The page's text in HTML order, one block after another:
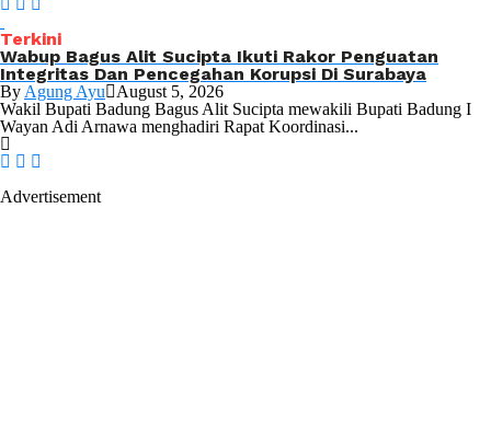
Terkini
Wabup Bagus Alit Sucipta Ikuti Rakor Penguatan
Integritas Dan Pencegahan Korupsi Di Surabaya
By Agung Ayu
August 5, 2026
Wakil Bupati Badung Bagus Alit Sucipta mewakili Bupati Badung I
Wayan Adi Arnawa menghadiri Rapat Koordinasi...
Advertisement